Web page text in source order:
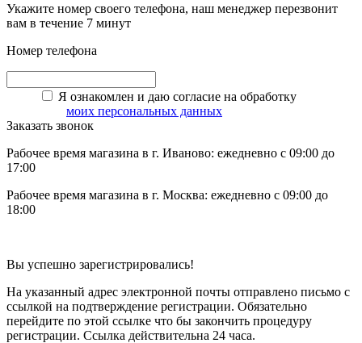
Укажите номер своего телефона, наш менеджер перезвонит
вам в течение 7 минут
Номер телефона
Я ознакомлен и даю согласие на обработку
моих персональных данных
Заказать звонок
Рабочее время магазина в г. Иваново: ежедневно с 09:00 до
17:00
Рабочее время магазина в г. Москва: ежедневно с 09:00 до
18:00
Вы успешно зарегистрировались!
На указанный адрес электронной почты отправлено письмо с
ссылкой на подтверждение регистрации. Обязательно
перейдите по этой ссылке что бы закончить процедуру
регистрации. Ссылка действительна 24 часа.